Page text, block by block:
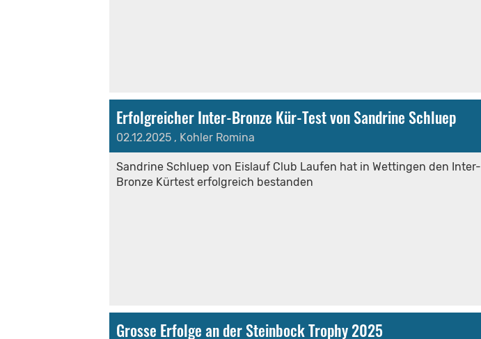
Erfolgreicher Inter-Bronze Kür-Test von Sandrine Schluep
02.12.2025 , Kohler Romina
Sandrine Schluep von Eislauf Club Laufen hat in Wettingen den Inter-
Bronze Kürtest erfolgreich bestanden
Grosse Erfolge an der Steinbock Trophy 2025